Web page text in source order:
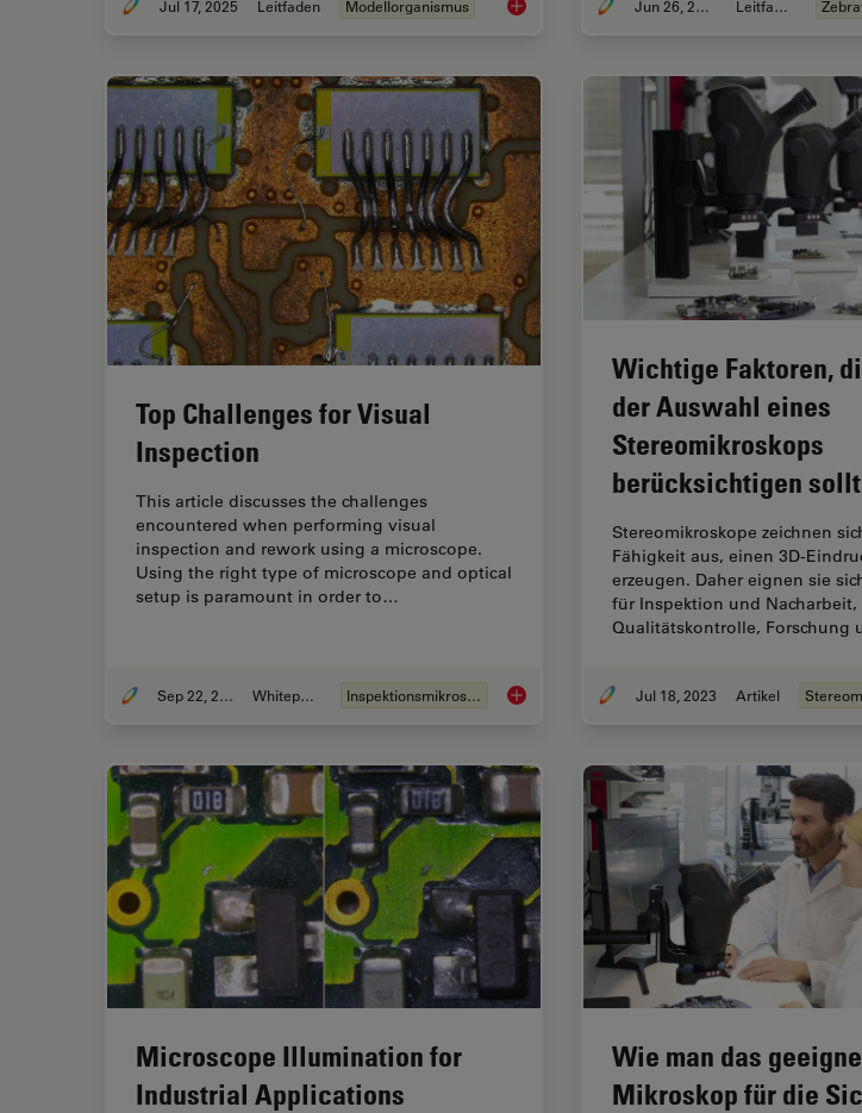
Jul 17, 2025 Leitfaden Modellorganismus A Guide to Using Microscopy for Drosophila (Fruit
Jun 26, 2025 Leitfaden
Top Challenges for Visual
Inspection
This article discusses the challenges
encountered when performing visual
inspection and rework using a microscope.
Using the right type of microscope and optical
setup is paramount in order to…
Sep 22, 2023 Whitepaper Inspektionsmikroskopie Top Challenges for Visual Inspection
Wichtige Faktoren,
der Auswahl eines
Stereomikroskops
berücksichtigen
Stereomikroskope zeichnen
Fähigkeit aus, einen 3D-
erzeugen. Daher eignen sie
für Inspektion und Nacharbeit,
Qualitätskontrolle, Forschung
Jul 18, 2023 Artikel
Microscope Illumination for
Industrial Applications
Wie man das
Mikroskop für die